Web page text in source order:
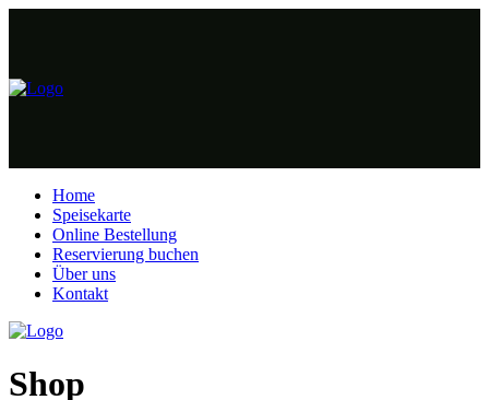
Home
Speisekarte
Online Bestellung
Reservierung buchen
Über uns
Kontakt
Shop